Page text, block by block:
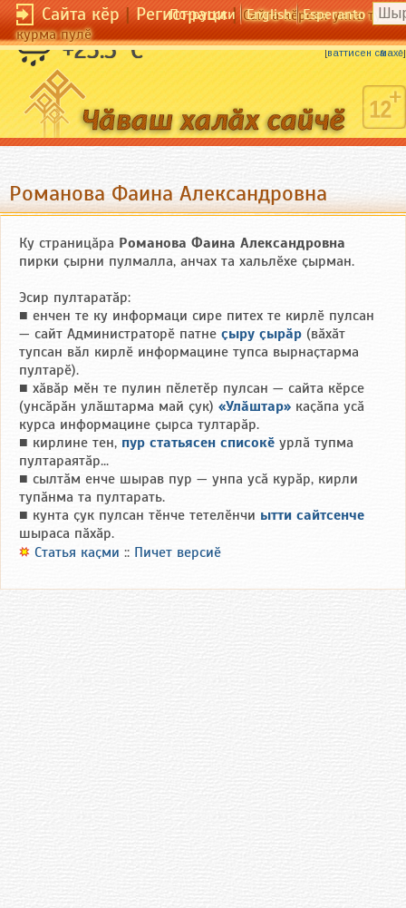
Сайта кӗр|Регистраци|Сайта кӗрсен унпа
курма пулӗ
По-русски English Esperanto
+23.5 °C Уй куҫлӑ, вӑрман хӑлхаллӑ.
[ваттисен сӑмахӗ]
Романова Фаина Александровна
Ку страницӑра Романова Фаина Александровна
пирки ҫырни пулмалла, анчах та хальлӗхе ҫырман.
Эсир пултаратӑр:
■ енчен те ку информаци сире питех те кирлӗ пулсан
— сайт Администраторӗ патне ҫыру ҫырӑр (вӑхӑт
тупсан вӑл кирлӗ информацине тупса вырнаҫтарма
пултарӗ).
■ хӑвӑр мӗн те пулин пӗлетӗр пулсан — сайта кӗрсе
(унсӑрӑн улӑштарма май ҫук) «Улӑштар» каҫӑпа усӑ
курса информацине ҫырса тултарӑр.
■ кирлине тен, пур статьясен списокӗ урлӑ тупма
пултараятӑр...
■ сылтӑм енче шырав пур — унпа усӑ курӑр, кирли
тупӑнма та пултарать.
■ кунта ҫук пулсан тӗнче тетелӗнчи ытти сайтсенче
шыраса пӑхӑр.
Статья каҫми :: Пичет версиӗ